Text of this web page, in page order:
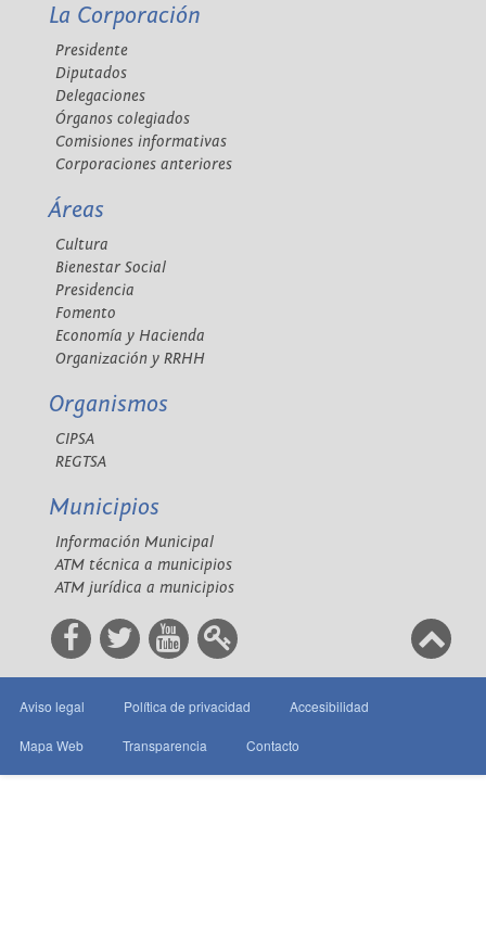
La Corporación
Presidente
Diputados
Delegaciones
Órganos colegiados
Comisiones informativas
Corporaciones anteriores
Áreas
Cultura
Bienestar Social
Presidencia
Fomento
Economía y Hacienda
Organización y RRHH
Organismos
CIPSA
REGTSA
Municipios
Información Municipal
ATM técnica a municipios
ATM jurídica a municipios
Aviso legal Política de privacidad Accesibilidad
Mapa Web Transparencia Contacto